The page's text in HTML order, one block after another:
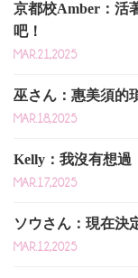
京都校Amber：活
吧！
MAR.21,2025
巫さん：惠美須的
MAR.18,2025
Kelly：我沒有想過
MAR.17,2025
ソウさん：現在決
MAR.12,2025